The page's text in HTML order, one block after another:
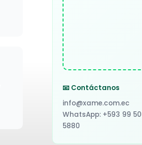
📧 Contáctanos
info@xame.com.ec
WhatsApp: +593 99
5880